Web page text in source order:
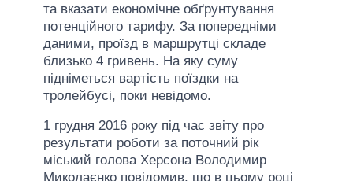
та вказати економічне обґрунтування
потенційного тарифу. За попередніми
даними, проїзд в маршрутці складе
близько 4 гривень. На яку суму
підніметься вартість поїздки на
тролейбусі, поки невідомо.
1 грудня 2016 року під час звіту про
результати роботи за поточний рік
міський голова Херсона Володимир
Миколаєнко повідомив, що в цьому році